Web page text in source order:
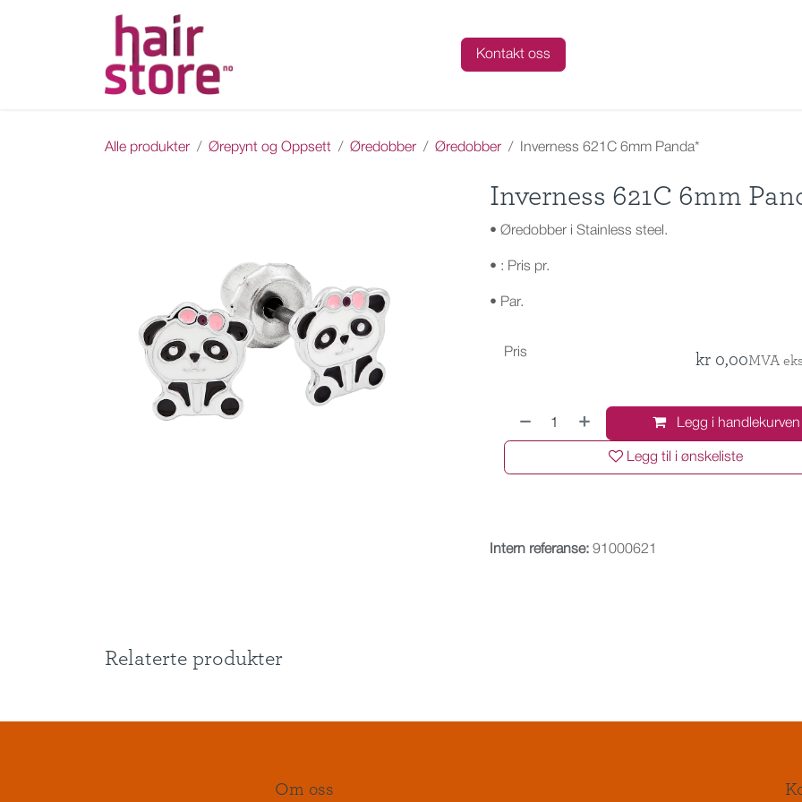
Kontakt oss
Alle produkter Ørepynt og Oppsett Øredobber Øredobber Inverness 621C 6mm Panda*
Inverness 621C 6mm
• Øredobber i Stainless steel.
• : Pris pr.
• Par.
Legg i handlekurven
Legg til i ønskeliste
Pris kr 0,00MVA
Intern referanse: 91000621
Relaterte produkter
Om oss